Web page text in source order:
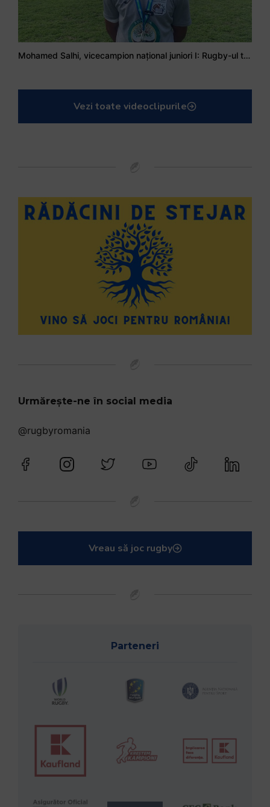
Mohamed Salhi, vicecampion național juniori I: Rugby-ul te învață să accepți și înfrângerile
Vezi toate videoclipurile
Urmărește-ne în social media
@rugbyromania
Vreau să joc rugby
Parteneri